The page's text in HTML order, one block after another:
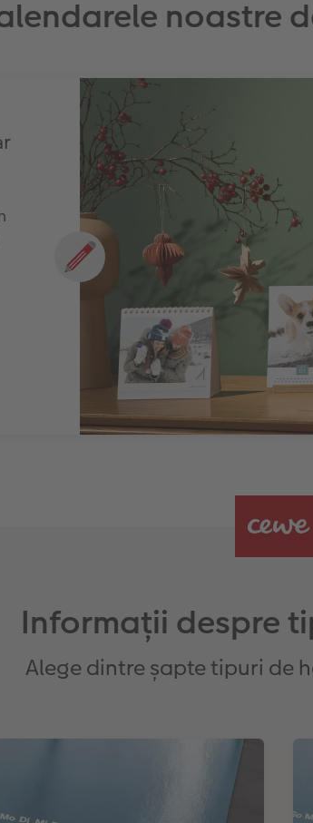
noastre
Informații despre
Alege dintre șapte tipuri de